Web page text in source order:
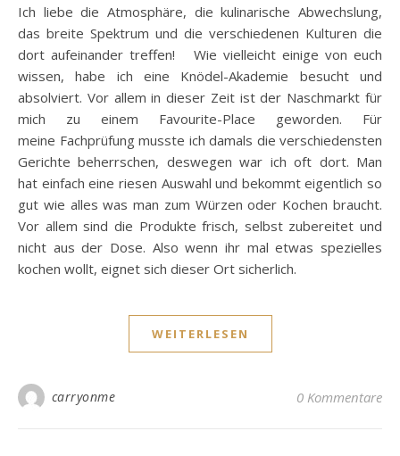
Ich liebe die Atmosphäre, die kulinarische Abwechslung,
das breite Spektrum und die verschiedenen Kulturen die
dort aufeinander treffen! Wie vielleicht einige von euch
wissen, habe ich eine Knödel-Akademie besucht und
absolviert. Vor allem in dieser Zeit ist der Naschmarkt für
mich zu einem Favourite-Place geworden. Für
meine Fachprüfung musste ich damals die verschiedensten
Gerichte beherrschen, deswegen war ich oft dort. Man
hat einfach eine riesen Auswahl und bekommt eigentlich so
gut wie alles was man zum Würzen oder Kochen braucht.
Vor allem sind die Produkte frisch, selbst zubereitet und
nicht aus der Dose. Also wenn ihr mal etwas spezielles
kochen wollt, eignet sich dieser Ort sicherlich.
WEITERLESEN
carryonme 0 Kommentare